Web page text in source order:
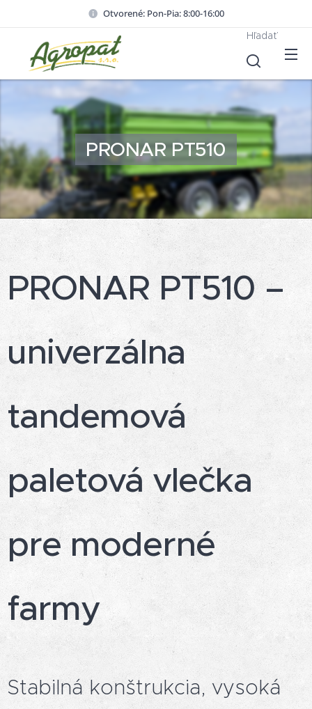
Otvorené: Pon-Pia: 8:00-16:00
Hľadať
PRONAR PT510
PRONAR PT510 –
univerzálna
tandemová
paletová vlečka
pre moderné
farmy
Stabilná konštrukcia, vysoká